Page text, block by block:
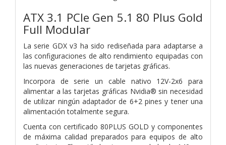
ATX 3.1 PCIe Gen 5.1 80 Plus Gold
Full Modular
La serie GDX v3 ha sido rediseñada para adaptarse a
las configuraciones de alto rendimiento equipadas con
las nuevas generaciones de tarjetas gráficas.
Incorpora de serie un cable nativo 12V-2x6 para
alimentar a las tarjetas gráficas Nvidia® sin necesidad
de utilizar ningún adaptador de 6+2 pines y tener una
alimentación totalmente segura.
Cuenta con certificado 80PLUS GOLD y componentes
de máxima calidad preparados para equipos de alto